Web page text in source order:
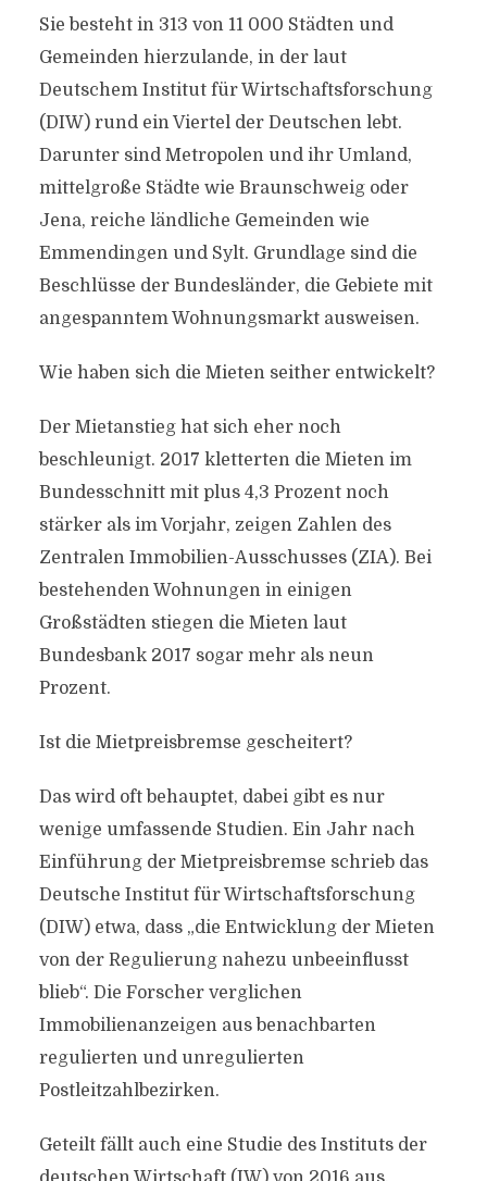
Sie besteht in 313 von 11 000 Städten und
Gemeinden hierzulande, in der laut
Deutschem Institut für Wirtschaftsforschung
(DIW) rund ein Viertel der Deutschen lebt.
Darunter sind Metropolen und ihr Umland,
mittelgroße Städte wie Braunschweig oder
Jena, reiche ländliche Gemeinden wie
Emmendingen und Sylt. Grundlage sind die
Beschlüsse der Bundesländer, die Gebiete mit
angespanntem Wohnungsmarkt ausweisen.
Wie haben sich die Mieten seither entwickelt?
Der Mietanstieg hat sich eher noch
beschleunigt. 2017 kletterten die Mieten im
Bundesschnitt mit plus 4,3 Prozent noch
stärker als im Vorjahr, zeigen Zahlen des
Zentralen Immobilien-Ausschusses (ZIA). Bei
bestehenden Wohnungen in einigen
Großstädten stiegen die Mieten laut
Bundesbank 2017 sogar mehr als neun
Prozent.
Ist die Mietpreisbremse gescheitert?
Das wird oft behauptet, dabei gibt es nur
wenige umfassende Studien. Ein Jahr nach
Einführung der Mietpreisbremse schrieb das
Deutsche Institut für Wirtschaftsforschung
(DIW) etwa, dass „die Entwicklung der Mieten
von der Regulierung nahezu unbeeinflusst
blieb“. Die Forscher verglichen
Immobilienanzeigen aus benachbarten
regulierten und unregulierten
Postleitzahlbezirken.
Geteilt fällt auch eine Studie des Instituts der